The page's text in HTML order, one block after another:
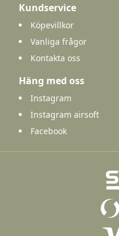
Kundservice
Köpevillkor
Vanliga frågor
Kontakta oss
Häng med oss
Instagram
Instagram airsoft
Facebook